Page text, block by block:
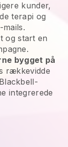
kunder,
terapi og
mails.
og start en
bygget på
rækkevidde
integrerede